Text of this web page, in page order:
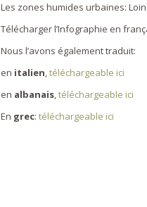
Les zones humides urbaines:
Télécharger l’Infographie en
Nous l’avons également traduit:
en italien,téléchargeable ici
en albanais,téléchargeable ici
En grec: téléchargeable ici